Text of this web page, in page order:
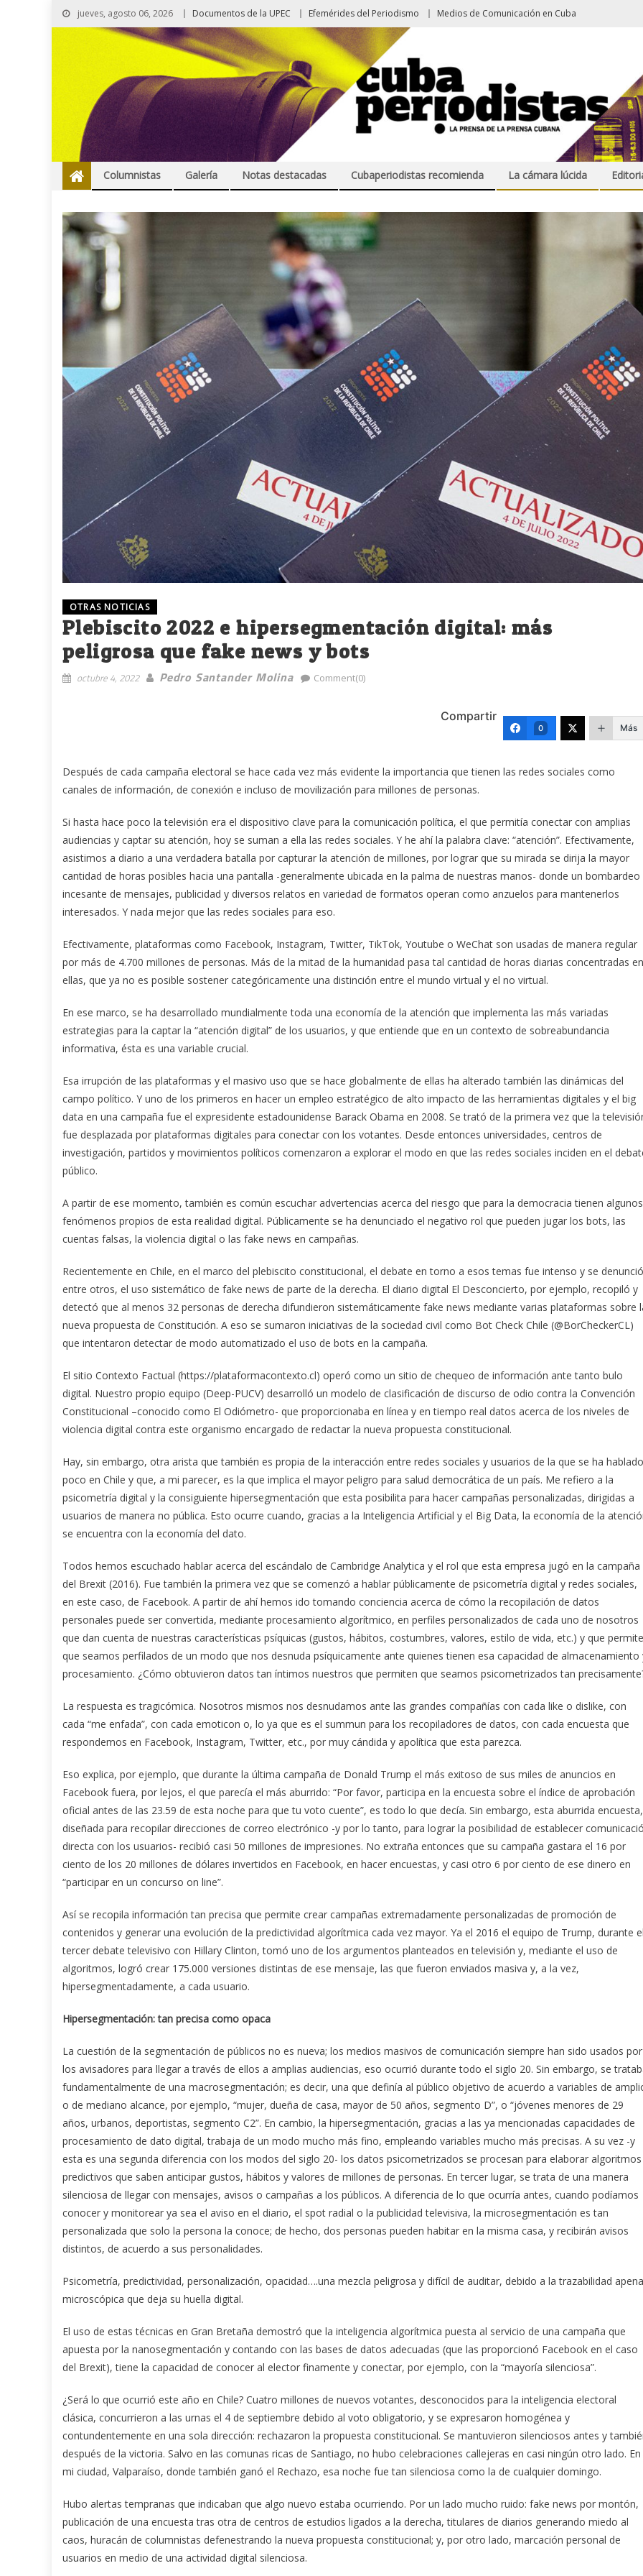
jueves, agosto 06, 2026 Documentos de la UPEC Efemérides del Periodismo Medios de Comunicación en Cuba
Columnistas Galería Notas destacadas Cubaperiodistas recomienda La cámara lúcida
OTRAS NOTICIAS
Plebiscito 2022 e hipersegmentación digital: más
peligrosa que fake news y bots
octubre 4, 2022 Pedro Santander Molina Comment(0)
Compartir
0 Más
Después de cada campaña electoral se hace cada vez más evidente la importancia que tienen las redes sociales como
canales de información, de conexión e incluso de movilización para millones de personas.
Si hasta hace poco la televisión era el dispositivo clave para la comunicación política, el que permitía conectar con amplias
audiencias y captar su atención, hoy se suman a ella las redes sociales. Y he ahí la palabra clave: “atención”. Efectivamente,
asistimos a diario a una verdadera batalla por capturar la atención de millones, por lograr que su mirada se dirija la mayor
cantidad de horas posibles hacia una pantalla -generalmente ubicada en la palma de nuestras manos- donde un bombardeo
incesante de mensajes, publicidad y diversos relatos en variedad de formatos operan como anzuelos para mantenerlos
interesados. Y nada mejor que las redes sociales para eso.
Efectivamente, plataformas como Facebook, Instagram, Twitter, TikTok, Youtube o WeChat son usadas de manera regular
por más de 4.700 millones de personas. Más de la mitad de la humanidad pasa tal cantidad de horas diarias concentradas en
ellas, que ya no es posible sostener categóricamente una distinción entre el mundo virtual y el no virtual.
En ese marco, se ha desarrollado mundialmente toda una economía de la atención que implementa las más variadas
estrategias para la captar la “atención digital” de los usuarios, y que entiende que en un contexto de sobreabundancia
informativa, ésta es una variable crucial.
Esa irrupción de las plataformas y el masivo uso que se hace globalmente de ellas ha alterado también las dinámicas del
campo político. Y uno de los primeros en hacer un empleo estratégico de alto impacto de las herramientas digitales y el big
data en una campaña fue el expresidente estadounidense Barack Obama en 2008. Se trató de la primera vez que la
fue desplazada por plataformas digitales para conectar con los votantes. Desde entonces universidades, centros de
investigación, partidos y movimientos políticos comenzaron a explorar el modo en que las redes sociales inciden en el
público.
A partir de ese momento, también es común escuchar advertencias acerca del riesgo que para la democracia tienen algunos
fenómenos propios de esta realidad digital. Públicamente se ha denunciado el negativo rol que pueden jugar los bots, las
cuentas falsas, la violencia digital o las fake news en campañas.
Recientemente en Chile, en el marco del plebiscito constitucional, el debate en torno a esos temas fue intenso y se
entre otros, el uso sistemático de fake news de parte de la derecha. El diario digital El Desconcierto, por ejemplo, recopiló y
detectó que al menos 32 personas de derecha difundieron sistemáticamente fake news mediante varias plataformas sobre
nueva propuesta de Constitución. A eso se sumaron iniciativas de la sociedad civil como Bot Check Chile (@BorCheckerCL)
que intentaron detectar de modo automatizado el uso de bots en la campaña.
El sitio Contexto Factual (https://plataformacontexto.cl) operó como un sitio de chequeo de información ante tanto bulo
digital. Nuestro propio equipo (Deep-PUCV) desarrolló un modelo de clasificación de discurso de odio contra la Convención
Constitucional –conocido como El Odiómetro- que proporcionaba en línea y en tiempo real datos acerca de los niveles de
violencia digital contra este organismo encargado de redactar la nueva propuesta constitucional.
Hay, sin embargo, otra arista que también es propia de la interacción entre redes sociales y usuarios de la que se ha hablado
poco en Chile y que, a mi parecer, es la que implica el mayor peligro para salud democrática de un país. Me refiero a la
psicometría digital y la consiguiente hipersegmentación que esta posibilita para hacer campañas personalizadas, dirigidas a
usuarios de manera no pública. Esto ocurre cuando, gracias a la Inteligencia Artificial y el Big Data, la economía de la
se encuentra con la economía del dato.
Todos hemos escuchado hablar acerca del escándalo de Cambridge Analytica y el rol que esta empresa jugó en la campaña
del Brexit (2016). Fue también la primera vez que se comenzó a hablar públicamente de psicometría digital y redes sociales,
en este caso, de Facebook. A partir de ahí hemos ido tomando conciencia acerca de cómo la recopilación de datos
personales puede ser convertida, mediante procesamiento algorítmico, en perfiles personalizados de cada uno de nosotros
que dan cuenta de nuestras características psíquicas (gustos, hábitos, costumbres, valores, estilo de vida, etc.) y que
que seamos perfilados de un modo que nos desnuda psíquicamente ante quienes tienen esa capacidad de almacenamiento
procesamiento. ¿Cómo obtuvieron datos tan íntimos nuestros que permiten que seamos psicometrizados tan
La respuesta es tragicómica. Nosotros mismos nos desnudamos ante las grandes compañías con cada like o dislike, con
cada “me enfada”, con cada emoticon o, lo ya que es el summun para los recopiladores de datos, con cada encuesta que
respondemos en Facebook, Instagram, Twitter, etc., por muy cándida y apolítica que esta parezca.
Eso explica, por ejemplo, que durante la última campaña de Donald Trump el más exitoso de sus miles de anuncios en
Facebook fuera, por lejos, el que parecía el más aburrido: “Por favor, participa en la encuesta sobre el índice de aprobación
oficial antes de las 23.59 de esta noche para que tu voto cuente”, es todo lo que decía. Sin embargo, esta aburrida encuesta,
diseñada para recopilar direcciones de correo electrónico -y por lo tanto, para lograr la posibilidad de establecer
directa con los usuarios- recibió casi 50 millones de impresiones. No extraña entonces que su campaña gastara el 16 por
ciento de los 20 millones de dólares invertidos en Facebook, en hacer encuestas, y casi otro 6 por ciento de ese dinero en
“participar en un concurso on line”.
Así se recopila información tan precisa que permite crear campañas extremadamente personalizadas de promoción de
contenidos y generar una evolución de la predictividad algorítmica cada vez mayor. Ya el 2016 el equipo de Trump, durante el
tercer debate televisivo con Hillary Clinton, tomó uno de los argumentos planteados en televisión y, mediante el uso de
algoritmos, logró crear 175.000 versiones distintas de ese mensaje, las que fueron enviados masiva y, a la vez,
hipersegmentadamente, a cada usuario.
Hipersegmentación: tan precisa como opaca
La cuestión de la segmentación de públicos no es nueva; los medios masivos de comunicación siempre han sido usados por
los avisadores para llegar a través de ellos a amplias audiencias, eso ocurrió durante todo el siglo 20. Sin embargo, se
fundamentalmente de una macrosegmentación; es decir, una que definía al público objetivo de acuerdo a variables de
o de mediano alcance, por ejemplo, “mujer, dueña de casa, mayor de 50 años, segmento D”, o “jóvenes menores de 29
años, urbanos, deportistas, segmento C2”. En cambio, la hipersegmentación, gracias a las ya mencionadas capacidades de
procesamiento de dato digital, trabaja de un modo mucho más fino, empleando variables mucho más precisas. A su vez -y
esta es una segunda diferencia con los modos del siglo 20- los datos psicometrizados se procesan para elaborar algoritmos
predictivos que saben anticipar gustos, hábitos y valores de millones de personas. En tercer lugar, se trata de una manera
silenciosa de llegar con mensajes, avisos o campañas a los públicos. A diferencia de lo que ocurría antes, cuando podíamos
conocer y monitorear ya sea el aviso en el diario, el spot radial o la publicidad televisiva, la microsegmentación es tan
personalizada que solo la persona la conoce; de hecho, dos personas pueden habitar en la misma casa, y recibirán avisos
distintos, de acuerdo a sus personalidades.
Psicometría, predictividad, personalización, opacidad….una mezcla peligrosa y difícil de auditar, debido a la trazabilidad
microscópica que deja su huella digital.
El uso de estas técnicas en Gran Bretaña demostró que la inteligencia algorítmica puesta al servicio de una campaña que
apuesta por la nanosegmentación y contando con las bases de datos adecuadas (que las proporcionó Facebook en el caso
del Brexit), tiene la capacidad de conocer al elector finamente y conectar, por ejemplo, con la “mayoría silenciosa”.
¿Será lo que ocurrió este año en Chile? Cuatro millones de nuevos votantes, desconocidos para la inteligencia electoral
clásica, concurrieron a las urnas el 4 de septiembre debido al voto obligatorio, y se expresaron homogénea y
contundentemente en una sola dirección: rechazaron la propuesta constitucional. Se mantuvieron silenciosos antes y
después de la victoria. Salvo en las comunas ricas de Santiago, no hubo celebraciones callejeras en casi ningún otro lado. En
mi ciudad, Valparaíso, donde también ganó el Rechazo, esa noche fue tan silenciosa como la de cualquier domingo.
Hubo alertas tempranas que indicaban que algo nuevo estaba ocurriendo. Por un lado mucho ruido: fake news por montón,
publicación de una encuesta tras otra de centros de estudios ligados a la derecha, titulares de diarios generando miedo al
caos, huracán de columnistas defenestrando la nueva propuesta constitucional; y, por otro lado, marcación personal de
usuarios en medio de una actividad digital silenciosa.